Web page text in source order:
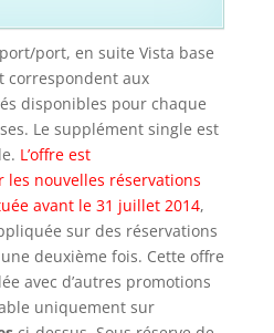
port, en suite Vista base
correspondent aux
disponibles pour chaque
Le supplément single est
L’offre est
nouvelles réservations
avant le 31 juillet 2014,
sur des réservations
deuxième fois. Cette offre
avec d’autres promotions
uniquement sur